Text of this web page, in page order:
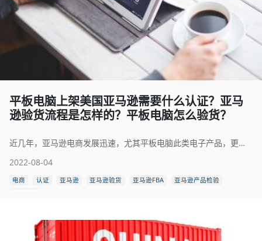
平板电脑上架美国亚马逊需要什么认证？亚马
逊验货流程是怎样的？平板电脑怎么验货？
近几年，亚马逊电商发展迅速，尤其平板电脑此类电子产品，更是热销产品之一。那么，像平板电脑、手机、笔记本此类电子产品，在上架亚马逊电商平台之前需要做什么认证呢？工厂发货之前要怎么验货才能保证产品的质量？平板电脑的检测标准和验货流程，就让小编来告诉你吧。
2022-08-04
电商 认证 亚马逊 亚马逊验货 亚马逊FBA
亚马逊产品检验